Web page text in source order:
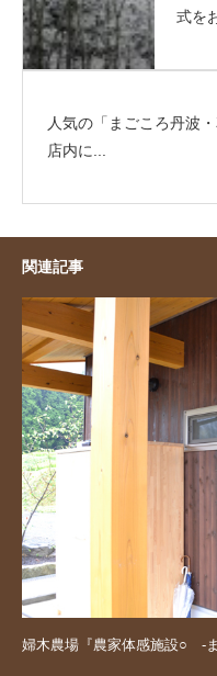
式を
人気の「まごころ丹波
店内に...
関連記事
婦木農場『農家体感施設○ -ま